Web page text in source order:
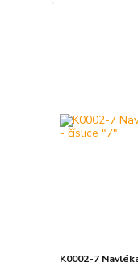
K0002-7